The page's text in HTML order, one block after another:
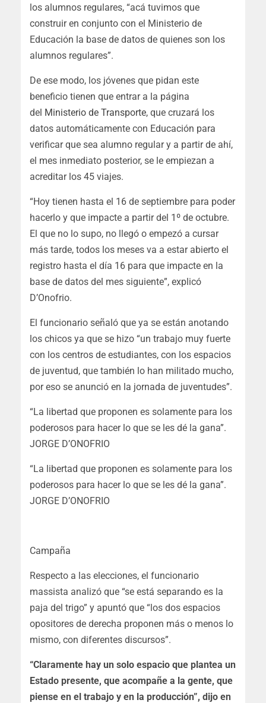
los alumnos regulares, “acá tuvimos que
construir en conjunto con el Ministerio de
Educación la base de datos de quienes son los
alumnos regulares”.
De ese modo, los jóvenes que pidan este
beneficio tienen que entrar a la página
del Ministerio de Transporte, que cruzará los
datos automáticamente con Educación para
verificar que sea alumno regular y a partir de ahí,
el mes inmediato posterior, se le empiezan a
acreditar los 45 viajes.
“Hoy tienen hasta el 16 de septiembre para poder
hacerlo y que impacte a partir del 1º de octubre.
El que no lo supo, no llegó o empezó a cursar
más tarde, todos los meses va a estar abierto el
registro hasta el día 16 para que impacte en la
base de datos del mes siguiente”, explicó
D’Onofrio.
El funcionario señaló que ya se están anotando
los chicos ya que se hizo “un trabajo muy fuerte
con los centros de estudiantes, con los espacios
de juventud, que también lo han militado mucho,
por eso se anunció en la jornada de juventudes”.
“La libertad que proponen es solamente para los
poderosos para hacer lo que se les dé la gana”.
JORGE D’ONOFRIO
“La libertad que proponen es solamente para los
poderosos para hacer lo que se les dé la gana”.
JORGE D’ONOFRIO
Campaña
Respecto a las elecciones, el funcionario
massista analizó que “se está separando es la
paja del trigo” y apuntó que “los dos espacios
opositores de derecha proponen más o menos lo
mismo, con diferentes discursos”.
“Claramente hay un solo espacio que plantea un
Estado presente, que acompañe a la gente, que
piense en el trabajo y en la producción”, dijo en